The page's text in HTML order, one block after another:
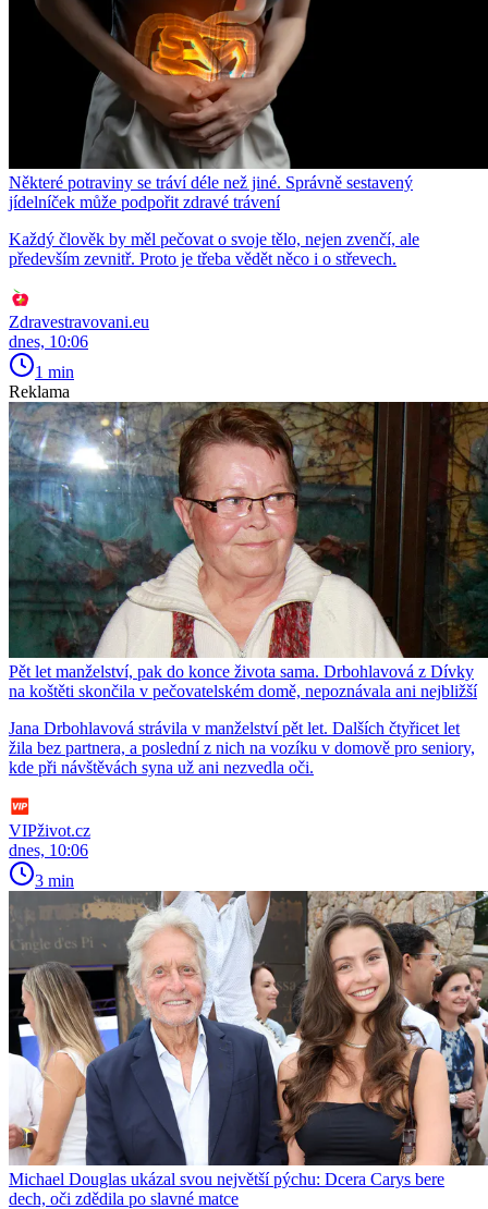
Některé potraviny se tráví déle než jiné. Správně sestavený
jídelníček může podpořit zdravé trávení
Každý člověk by měl pečovat o svoje tělo, nejen zvenčí, ale
především zevnitř. Proto je třeba vědět něco i o střevech.
Zdravestravovani.eu
dnes, 10:06
1 min
Reklama
Pět let manželství, pak do konce života sama. Drbohlavová z Dívky
na koštěti skončila v pečovatelském domě, nepoznávala ani nejbližší
Jana Drbohlavová strávila v manželství pět let. Dalších čtyřicet let
žila bez partnera, a poslední z nich na vozíku v domově pro seniory,
kde při návštěvách syna už ani nezvedla oči.
VIPživot.cz
dnes, 10:06
3 min
Michael Douglas ukázal svou největší pýchu: Dcera Carys bere
dech, oči zdědila po slavné matce